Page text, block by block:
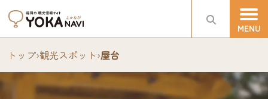
トップ›観光スポット›屋台